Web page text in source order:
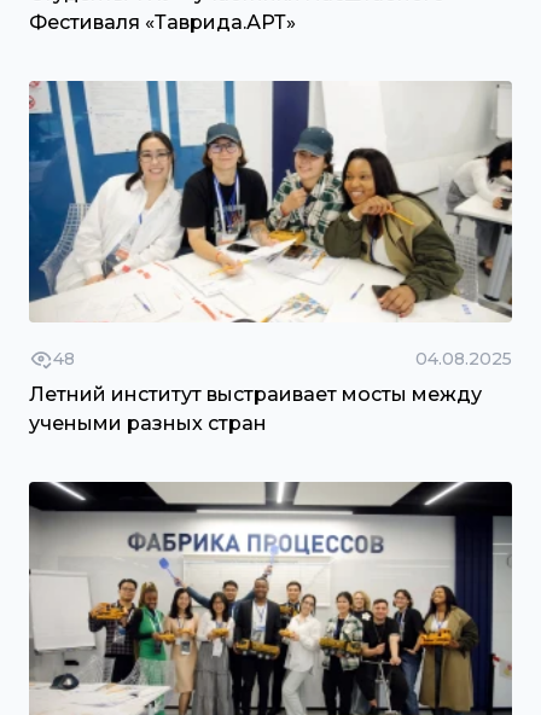
Фестиваля «Таврида.АРТ»
48 04.08.2025
Летний институт выстраивает мосты между
учеными разных стран